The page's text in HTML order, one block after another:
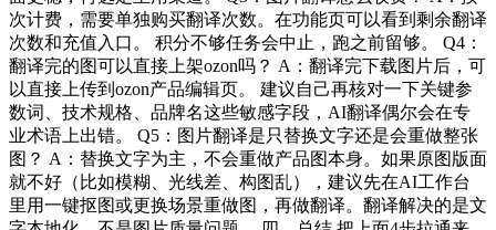
次计费，需要单独购买翻译次数。在功能页可以看到剩余翻译
次数和充值入口。 积分不够任务会中止，跑之前留够。 Q4：
翻译完的图可以直接上架ozon吗？ A：翻译完下载图片后，可
以直接上传到ozon产品编辑页。 建议自己再核对一下关键参
数词、技术规格、品牌名这些敏感字段，AI翻译偶尔会在专
业术语上出错。 Q5：图片翻译是只替换文字还是会重做整张
图？ A：替换文字为主，不会重做产品图本身。如果原图版面
就不好（比如模糊、光线差、构图乱），建议先在AI工作台
里用一键抠图或更换场景重做图，再做翻译。翻译解决的是文